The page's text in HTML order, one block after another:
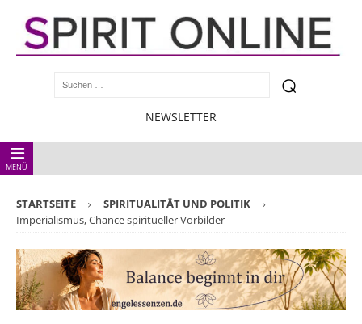
NEWSLETTER
MENÜ
STARTSEITE
SPIRITUALITÄT UND POLITIK
Imperialismus, Chance spiritueller Vorbilder